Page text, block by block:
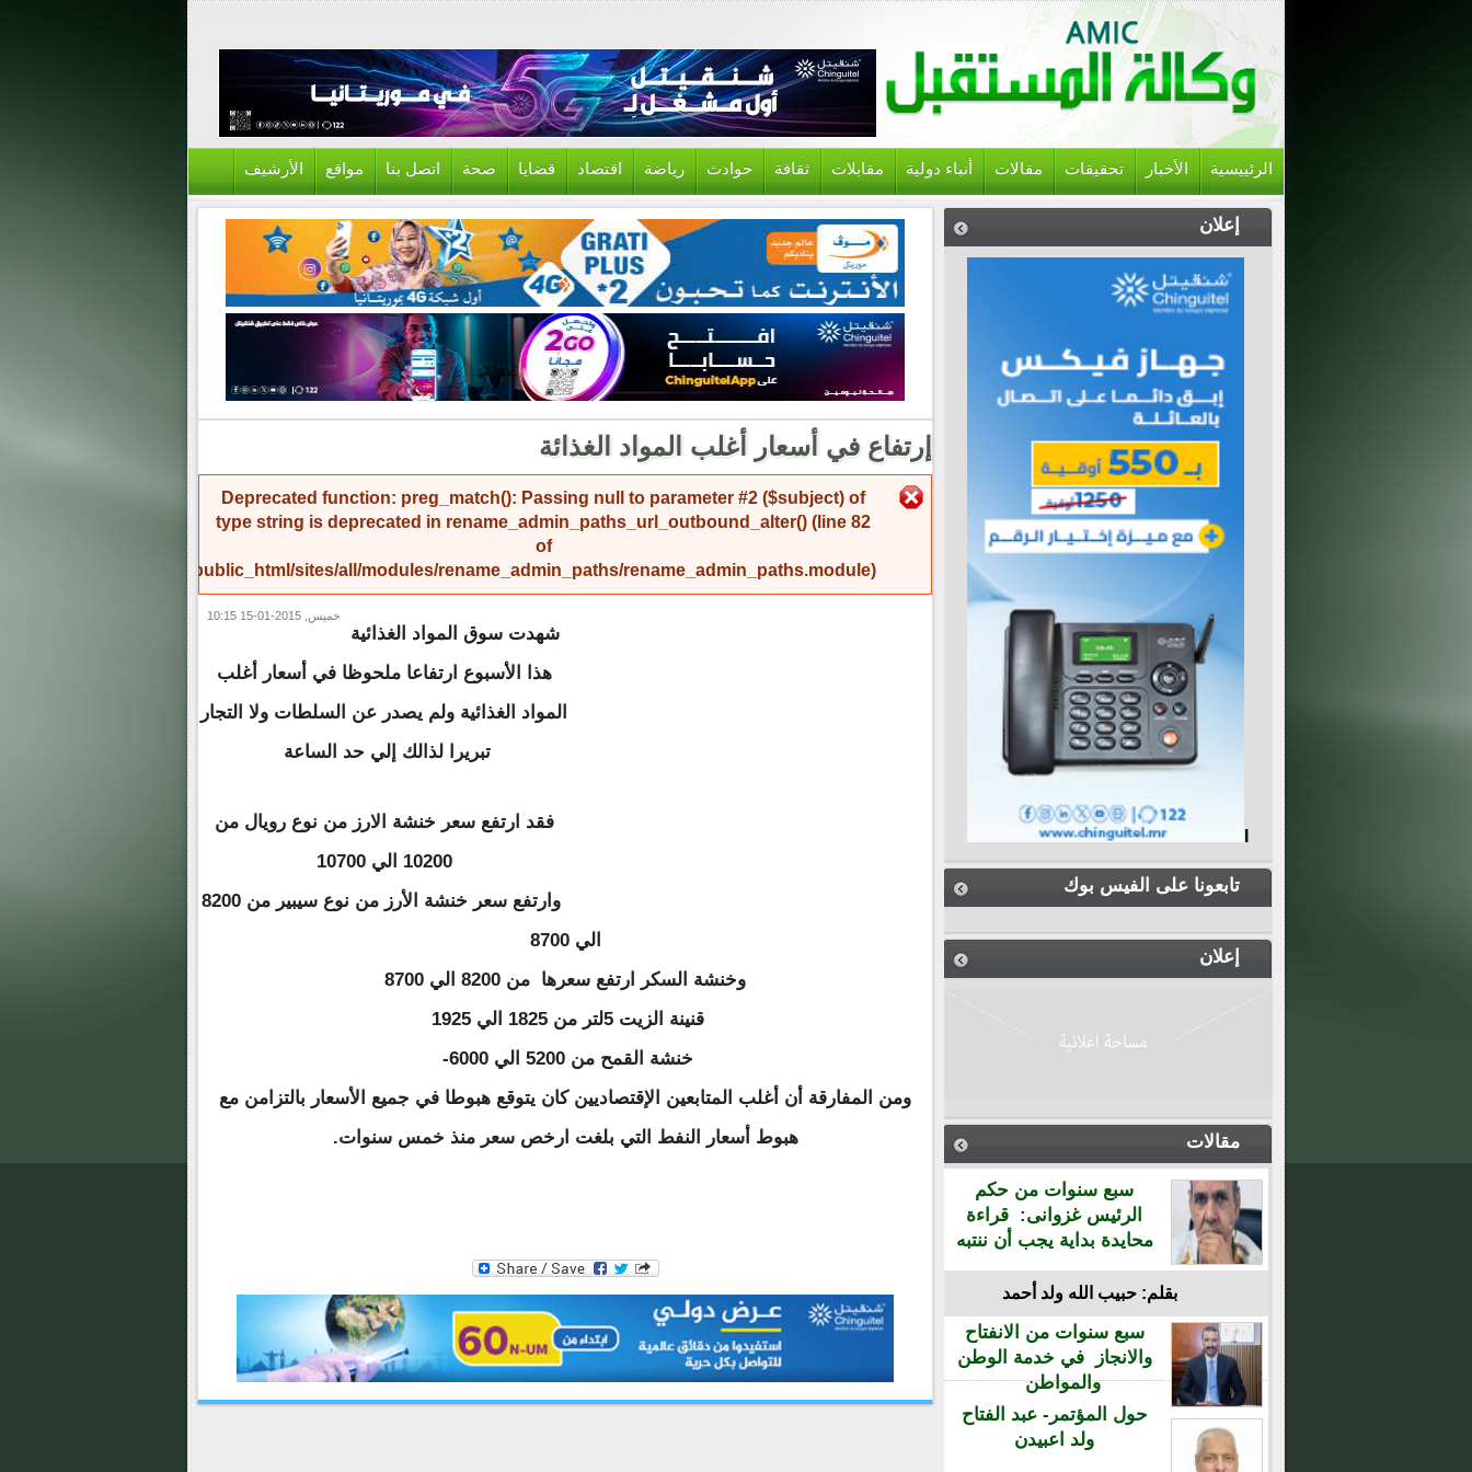
الرئييسية الأخبار تحقيقات مقالات أنباء دولية مقابلات ثقافة حوادث رياضة اقتصاد قضايا صحة اتصل بنا مواقع الأرشيف
إعلان
تابعونا على الفيس بوك
إعلان
مقالات
سبع سنوات من حكم
الرئيس غزوانى: قراءة
محايدة بداية يجب أن ننتبه
بقلم: حبيب الله ولد أحمد
سبع سنوات من الانفتاح
والانجاز في خدمة الوطن
والمواطن
حول المؤتمر- عبد الفتاح
ولد اعبيدن
إرتفاع في أسعار أغلب المواد الغذائة
رسالة الخطأ Deprecated function: preg_match(): Passing null to parameter #2 ($subject) of
type string is deprecated in rename_admin_paths_url_outbound_alter() (line 82
of
/home/amicinf1/public_html/sites/all/modules/rename_admin_paths/rename_admin_paths.module).
خميس, 2015-01-15 10:15
شهدت سوق المواد الغذائية
هذا الأسبوع ارتفاعا ملحوظا في أسعار أغلب
المواد الغذائية ولم يصدر عن السلطات ولا التجار
تبريرا لذالك إلي حد الساعة
فقد ارتفع سعر خنشة الارز من نوع رويال من
10200 الي 10700
وارتفع سعر خنشة الأرز من نوع سيبير من 8200
الي 8700
وخنشة السكر ارتفع سعرها من 8200 الي 8700
قنينة الزيت 5لتر من 1825 الي 1925
خنشة القمح من 5200 الي 6000-
ومن المفارقة أن أغلب المتابعين الإقتصاديين كان يتوقع هبوطا في جميع الأسعار بالتزامن مع
هبوط أسعار النفط التي بلغت ارخص سعر منذ خمس سنوات.